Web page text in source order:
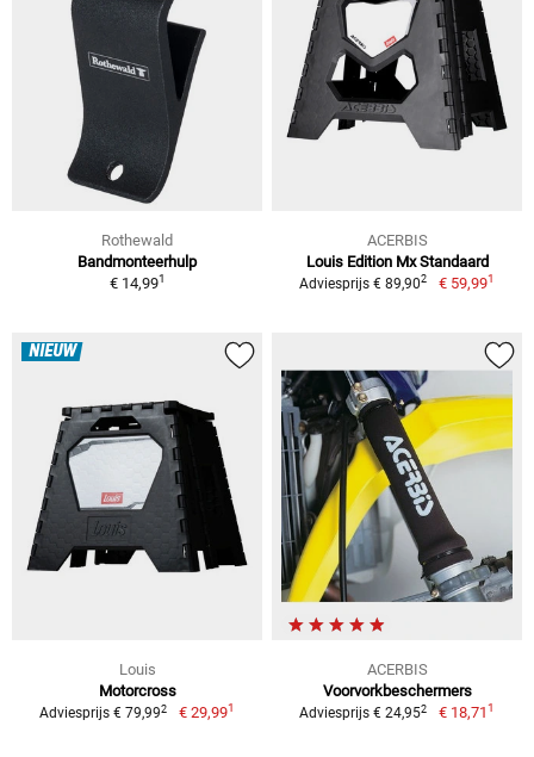
Rothewald
Bandmonteerhulp
€ 14,991
ACERBIS
Louis Edition Mx Standaard
Adviesprijs € 89,902 € 59,991
NIEUW
Louis
Motorcross
Adviesprijs € 79,992 € 29,991
ACERBIS
Voorvorkbeschermers
Adviesprijs € 24,952 € 18,711